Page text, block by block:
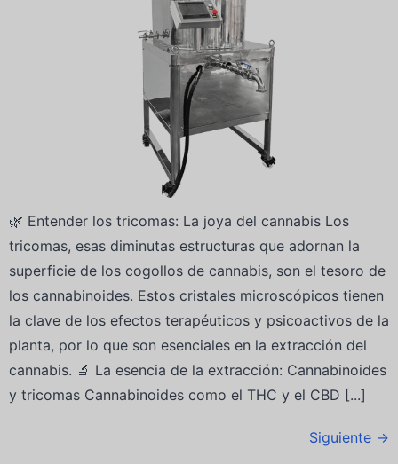
🌿 Entender los tricomas: La joya del cannabis Los
tricomas, esas diminutas estructuras que adornan la
superficie de los cogollos de cannabis, son el tesoro de
los cannabinoides. Estos cristales microscópicos tienen
la clave de los efectos terapéuticos y psicoactivos de la
planta, por lo que son esenciales en la extracción del
cannabis. 🔬 La esencia de la extracción: Cannabinoides
y tricomas Cannabinoides como el THC y el CBD [...]
Siguiente →